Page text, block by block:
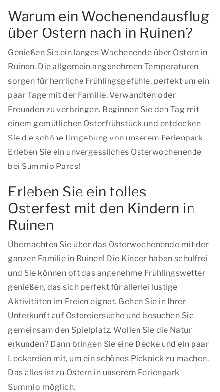
Warum ein Wochenendausflug
über Ostern nach in Ruinen?
Genießen Sie ein langes Wochenende über Ostern in
Ruinen. Die allgemein angenehmen Temperaturen
sorgen für herrliche Frühlingsgefühle, perfekt um ein
paar Tage mit der Familie, Verwandten oder
Freunden zu verbringen. Beginnen Sie den Tag mit
einem gemütlichen Osterfrühstück und entdecken
Sie die schöne Umgebung von unserem Ferienpark.
Erleben Sie ein unvergessliches Osterwochenende
bei Summio Parcs!
Erleben Sie ein tolles
Osterfest mit den Kindern in
Ruinen
Übernachten Sie über das Osterwochenende mit der
ganzen Familie in Ruinen! Die Kinder haben schulfrei
und Sie können oft das angenehme Frühlingswetter
genießen, das sich perfekt für allerlei lustige
Aktivitäten im Freien eignet. Gehen Sie in Ihrer
Unterkunft auf Ostereiersuche und besuchen Sie
gemeinsam den Spielplatz. Wollen Sie die Natur
erkunden? Dann bringen Sie eine Decke und ein paar
Leckereien mit, um ein schönes Picknick zu machen.
Das alles ist zu Ostern in unserem Ferienpark
Summio möglich.